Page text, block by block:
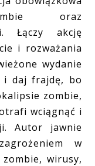
oraz
Łączy akcję
i rozważania
wydanie
i daj frajdę, bo
zombie,
wciągnąć i
Autor jawnie
w
wirusy,